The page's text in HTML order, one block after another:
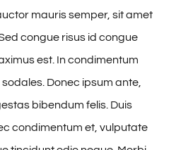
mauris semper, sit amet
congue risus id congue
est. In condimentum
Donec ipsum ante,
bibendum felis. Duis
condimentum et, vulputate